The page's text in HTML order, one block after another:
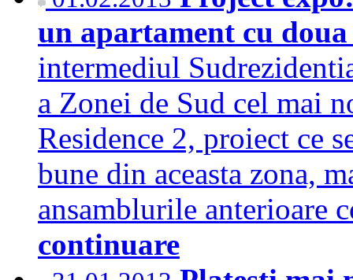
un apartament cu
intermediul
a Zonei de Sud cel mai
Residence 2, proiect ce
bune din aceasta zona,
ansamblurile anterioare
continuare